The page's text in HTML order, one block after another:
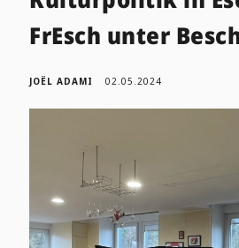
FrEsch unter
JOËL ADAMI 02.05.2024